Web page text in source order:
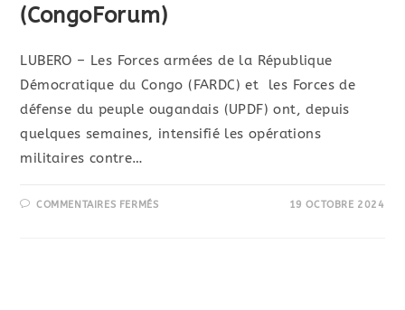
(CongoForum)
LUBERO – Les Forces armées de la République
Démocratique du Congo (FARDC) et les Forces de
défense du peuple ougandais (UPDF) ont, depuis
quelques semaines, intensifié les opérations
militaires contre…
COMMENTAIRES FERMÉS 19 OCTOBRE 2024